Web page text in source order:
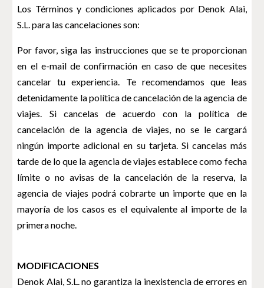
Los Términos y condiciones aplicados por Denok Alai,
S.L. para las cancelaciones son:
Por favor, siga las instrucciones que se te proporcionan
en el e-mail de confirmación en caso de que necesites
cancelar tu experiencia. Te recomendamos que leas
detenidamente la política de cancelación de la agencia de
viajes. Si cancelas de acuerdo con la política de
cancelación de la agencia de viajes, no se le cargará
ningún importe adicional en su tarjeta. Si cancelas más
tarde de lo que la agencia de viajes establece como fecha
límite o no avisas de la cancelación de la reserva, la
agencia de viajes podrá cobrarte un importe que en la
mayoría de los casos es el equivalente al importe de la
primera noche.
MODIFICACIONES
Denok Alai, S.L. no garantiza la inexistencia de errores en